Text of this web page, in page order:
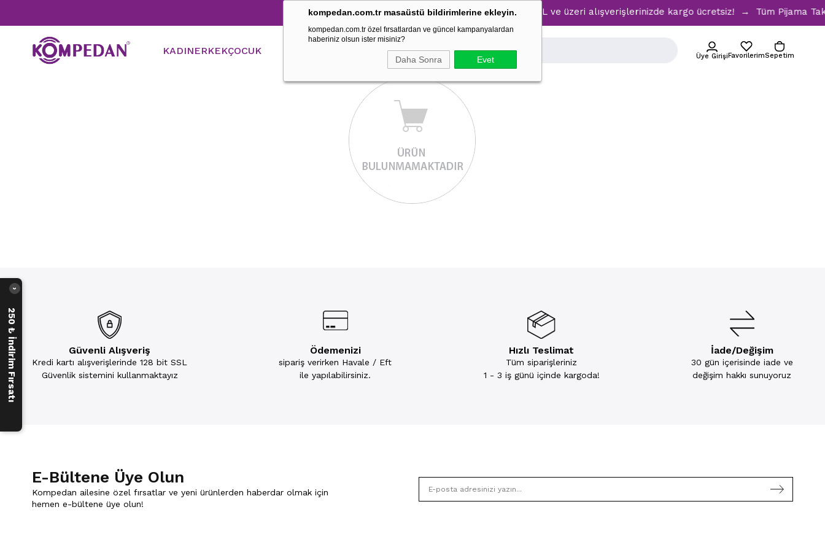
kompedan.com.tr masaüstü bildirimlerine ekleyin.
kompedan.com.tr özel fırsatlardan ve güncel kampanyalardan
haberiniz olsun ister misiniz?
Daha Sonra Evet
Tüm Pijama Takımlarında %30 İndirim → 1500 TL ve üzeri alışverişlerinizde kargo ücretsiz! → Tüm Pijama
KADINERKEKÇOCUK Üye GirişiFavorilerimSepetim
Güvenli Alışveriş
Kredi kartı alışverişlerinde 128 bit SSL
Güvenlik sistemini kullanmaktayız
Ödemenizi
sipariş verirken Havale / Eft
ile yapılabilirsiniz.
Hızlı Teslimat
Tüm siparişleriniz
1 - 3 iş günü içinde kargoda!
İade/Değişim
30 gün içerisinde iade ve
değişim hakkı sunuyoruz
E-Bültene Üye Olun
Kompedan ailesine özel fırsatlar ve yeni ürünlerden haberdar olmak için
hemen e-bültene üye olun!
250 ₺ İndirim Fırsatı
›